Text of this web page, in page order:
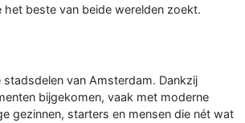
beste van beide werelden zoekt.
van Amsterdam. Dankzij
bijgekomen, vaak met moderne
gezinnen, starters en mensen die nét wat